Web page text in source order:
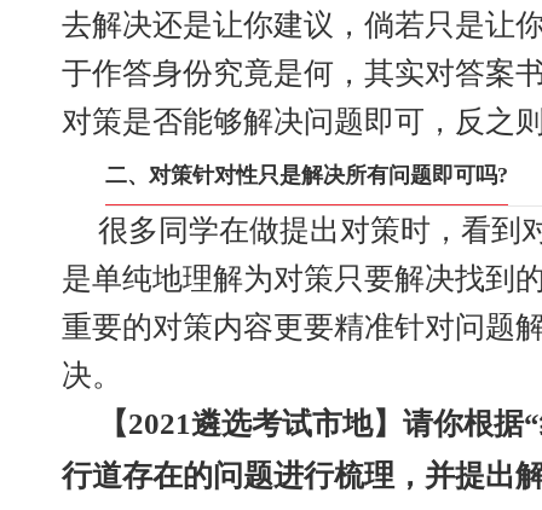
去解决还是让你建议，倘若只是让
于作答身份究竟是何，其实对答案
对策是否能够解决问题即可，反之
二、对策针对性只是解决所有问题即可吗?
很多同学在做提出对策时，看到
是单纯地理解为对策只要解决找到
重要的对策内容更要精准针对问题
决。
【2021遴选考试市地】请你根
行道存在的问题进行梳理，并提出